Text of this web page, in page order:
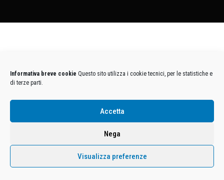
Informativa breve cookie Questo sito utilizza i cookie tecnici, per le statistiche e
di terze parti.
Accetta
Nega
Visualizza preferenze